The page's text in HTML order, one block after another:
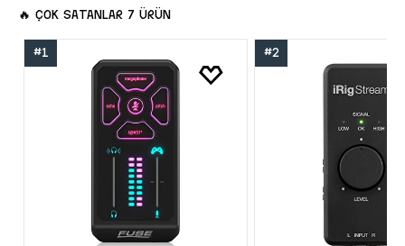
🔥 ÇOK SATANLAR 7 ÜRÜN
#1 #2